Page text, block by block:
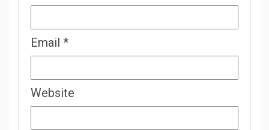
Email *
Website